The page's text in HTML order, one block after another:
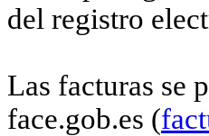
del registro
Las facturas se
face.gob.es (